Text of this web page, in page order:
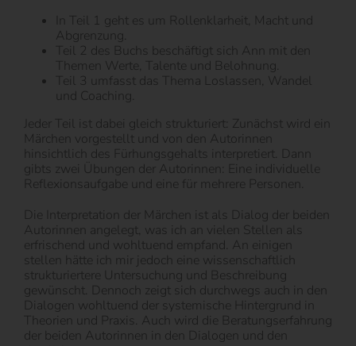
In Teil 1 geht es um Rollenklarheit, Macht und
Abgrenzung.
Teil 2 des Buchs beschäftigt sich Ann mit den
Themen Werte, Talente und Belohnung.
Teil 3 umfasst das Thema Loslassen, Wandel
und Coaching.
Jeder Teil ist dabei gleich strukturiert: Zunächst wird ein
Märchen vorgestellt und von den Autorinnen
hinsichtlich des Fürhungsgehalts interpretiert. Dann
gibts zwei Übungen der Autorinnen: Eine individuelle
Reflexionsaufgabe und eine für mehrere Personen.
Die Interpretation der Märchen ist als Dialog der beiden
Autorinnen angelegt, was ich an vielen Stellen als
erfrischend und wohltuend empfand. An einigen
stellen hätte ich mir jedoch eine wissenschaftlich
strukturiertere Untersuchung und Beschreibung
gewünscht. Dennoch zeigt sich durchwegs auch in den
Dialogen wohltuend der systemische Hintergrund in
Theorien und Praxis. Auch wird die Beratungserfahrung
der beiden Autorinnen in den Dialogen und den